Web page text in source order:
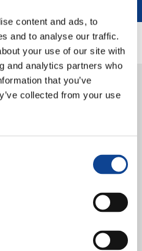
content and ads, to
and to analyse our traffic.
your use of our site with
and analytics partners who
that you’ve
collected from your use
arriva al
anni di scambi